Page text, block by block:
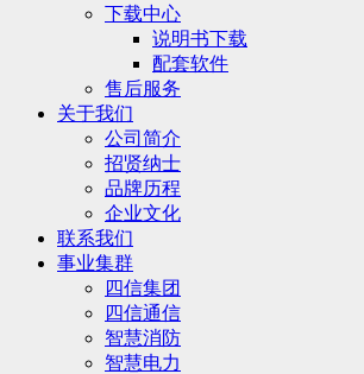
下载中心
说明书下载
配套软件
售后服务
关于我们
公司简介
招贤纳士
品牌历程
企业文化
联系我们
事业集群
四信集团
四信通信
智慧消防
智慧电力